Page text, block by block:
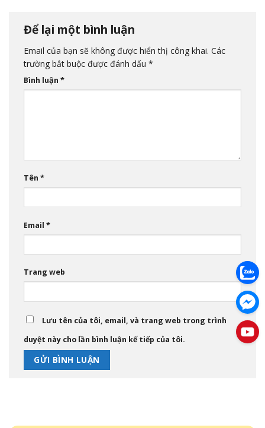
Để lại một bình luận
Email của bạn sẽ không được hiển thị công khai. Các
trường bắt buộc được đánh dấu *
Bình luận *
Tên *
Email *
Trang web
Lưu tên của tôi, email, và trang web trong trình
duyệt này cho lần bình luận kế tiếp của tôi.